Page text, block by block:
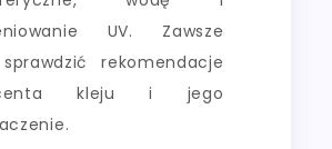
UV. Zawsze
rekomendacje
kleju i jego